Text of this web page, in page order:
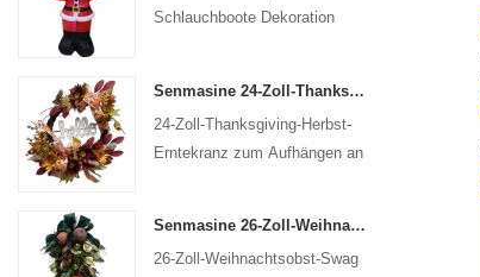
Schlauchboote Dekoration
Senmasine 24-Zoll-Thanksgiving-Herbst-Ernte-Kranz mit „Hallo“-Schild, Herbst-Ernte-Blätter, Sonnenblumen-Kürbis-Muster, Schleife
24-Zoll-Thanksgiving-Herbst-
Erntekranz zum Aufhängen an
Senmasine 26-Zoll-Weihnachtsobst-Swag mit Schleifen, künstlichen PVC-Zweigblättern
26-Zoll-Weihnachtsobst-Swag